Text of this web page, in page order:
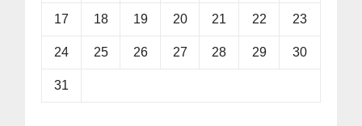
17 18 19 20 21 22 23
24 25 26 27 28 29 30
31